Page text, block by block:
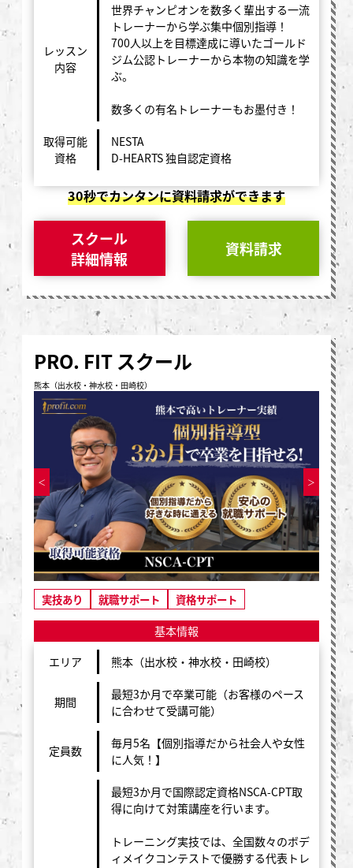
レッスン
内容
世界チャンピオンを数多く輩出する一流
トレーナーから学ぶ集中個別指導！
700人以上を目標達成に導いたゴールド
ジム公認トレーナーから本物の知識を学
ぶ。
数多くの有名トレーナーもお墨付き！
取得可能
資格
NESTA
D-HEARTS 独自認定資格
30秒でカンタンに資料請求ができます
スクール
詳細情報
資料請求
PRO. FIT スクール
熊本（出水校・神水校・田崎校）
実技あり 就職サポート
資格サポート
基本情報
エリア
熊本（出水校・神水校・田崎校）
期間
最短3か月で卒業可能（お客様のペース
に合わせて受講可能）
定員数
毎月5名【個別指導だから社会人や女性
に人気！】
最短3か月で国際認定資格NSCA-CPT取
得に向けて対策講座を行います。
トレーニング実技では、全国数々のボデ
ィメイクコンテストで優勝する代表トレ